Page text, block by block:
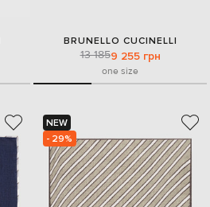
BRUNELLO CUCINELLI
13 1859 255 грн
one size
NEW
- 29%